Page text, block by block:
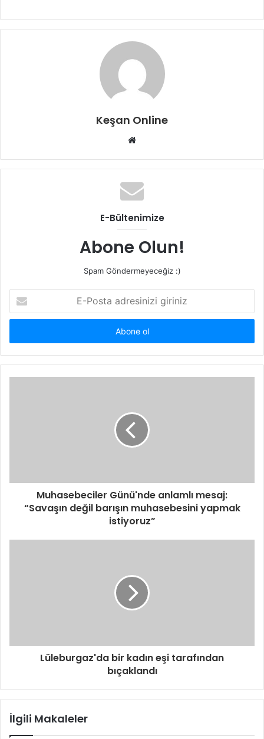
Keşan Online
Web
E-Bültenimize
Abone Olun!
Spam Göndermeyeceğiz :)
Posta
adresinizi
Muhasebeciler Günü'nde anlamlı mesaj:
“Savaşın değil barışın muhasebesini yapmak
istiyoruz”
Lüleburgaz'da bir kadın eşi tarafından
bıçaklandı
İlgili Makaleler